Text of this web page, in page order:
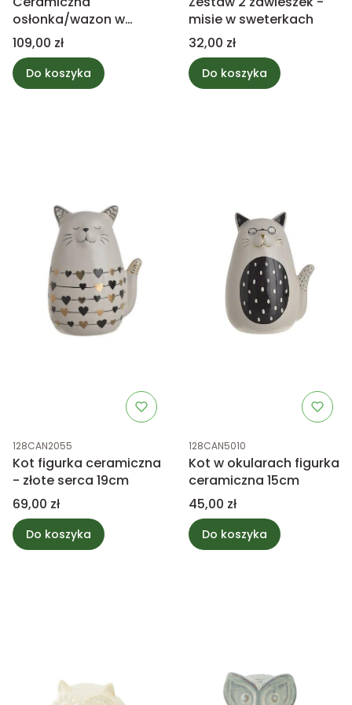
osłonka/wazon w
kształcie samochodu z
walizkami na dachu
Cena
109,00 zł
Do koszyka
misie w sweterkach
Cena
32,00 zł
Do koszyka
Kod produktu
128CAN2055
Kot figurka ceramiczna
- złote serca 19cm
Cena
69,00 zł
Do koszyka
Kod produktu
128CAN5010
Kot w okularach figurka
ceramiczna 15cm
Cena
45,00 zł
Do koszyka